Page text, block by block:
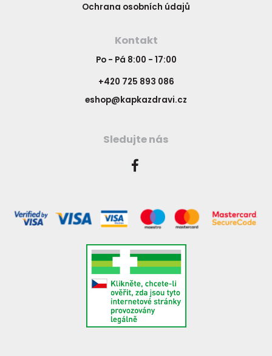
Ochrana osobních údajů
Kontakt
Po - Pá 8:00 - 17:00
+420 725 893 086
eshop@kapkazdravi.cz
Sledujte nás